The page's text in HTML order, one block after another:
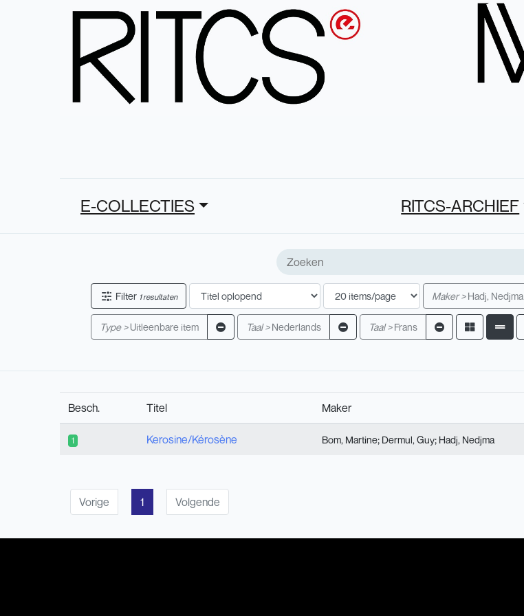
E-COLLECTIES RITCS-ARCHIEF
Filter 1 resultaten Maker > Hadj, Nedjma
Type >Uitleenbare item Taal > Nederlands Taal > Frans
Besch. Titel Maker
1 Kerosine/Kérosène Bom, Martine Dermul, Guy Hadj, Nedjma
Vorige 1 Volgende